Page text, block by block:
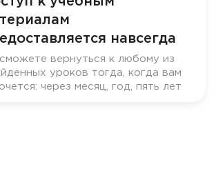
навсегда
вернуться к любому из
уроков тогда, когда вам
через месяц, год, пять лет